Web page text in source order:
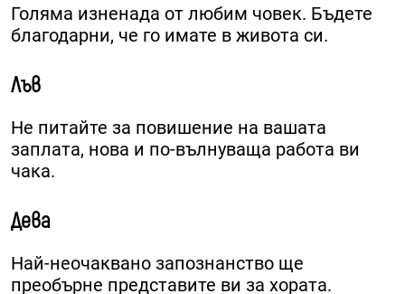
Голяма изненада от любим човек. Бъдете
благодарни, че го имате в живота си.
Лъв
Не питайте за повишение на вашата
заплата, нова и по-вълнуваща работа ви
чака.
Дева
Най-неочаквано запознанство ще
преобърне представите ви за хората.